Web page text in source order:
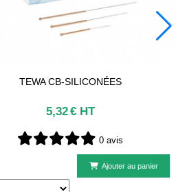
PATCHS MAGNÉTIQUES ANTI-DOULEUR
18,42€ HT
0 avis
Article hors stock